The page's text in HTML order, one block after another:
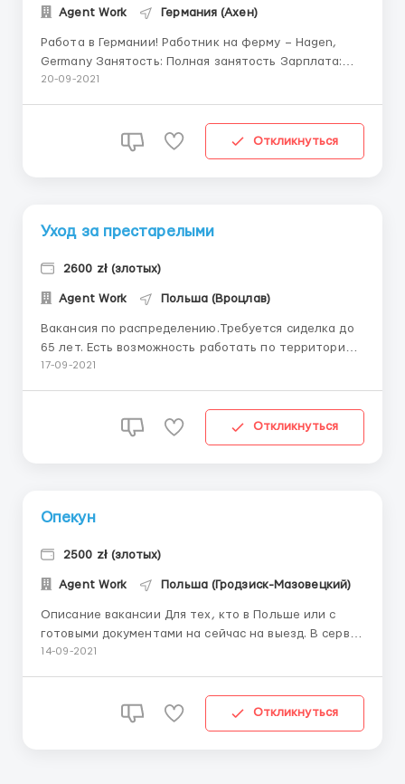
Agent Work Германия (Ахен)
Работа в Германии! Работник на ферму – Hagen,
Germany Занятость: Полная занятость Зарплата:
1200€ - 1700€ Место работы: Хаген, Германия На
тяжелая Зарплата: 1200-1...
20-09-2021
Откликнуться
Уход за престарелыми
2600 zł (злотых)
Agent Work Польша (Вроцлав)
Вакансия по распределению.Требуется сиделка до
65 лет. Есть возможность работать по территории
всей Польши, работа в семьях, уход за пожилыми,
Выполнение мелких поручений Условия: -
17-09-2021
Откликнуться
Опекун
2500 zł (злотых)
Agent Work Польша (Гродзиск-Мазовецкий)
Описание вакансии Для тех, кто в Польше или с
готовыми документами на сейчас на выезд. В сервис
по уходу за престарелыми людьми требуется
Требуется 1 опекунка с опытом по уходу за людьми
14-09-2021
Откликнуться